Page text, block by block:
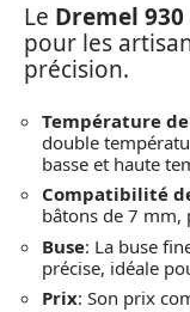
Le Dremel 930
pour les
précision.
Température
double
basse et haute
Compatibilité
bâtons de 7 mm,
Buse: La buse
précise, idéale
Prix: Son prix